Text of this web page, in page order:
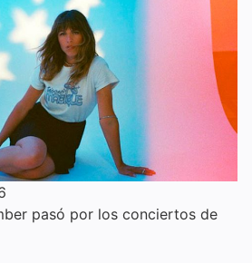
pasó por los conciertos de